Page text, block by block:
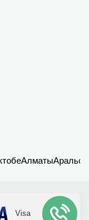
АлматыАральск
Visa